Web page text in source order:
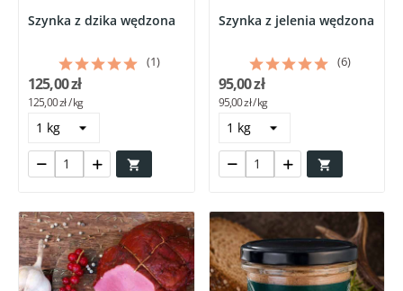
Szynka z dzika wędzona
(1)

125,00 zł
125,00 zł / kg
Szynka z jelenia wędzona
(6)

95,00 zł
95,00 zł / kg